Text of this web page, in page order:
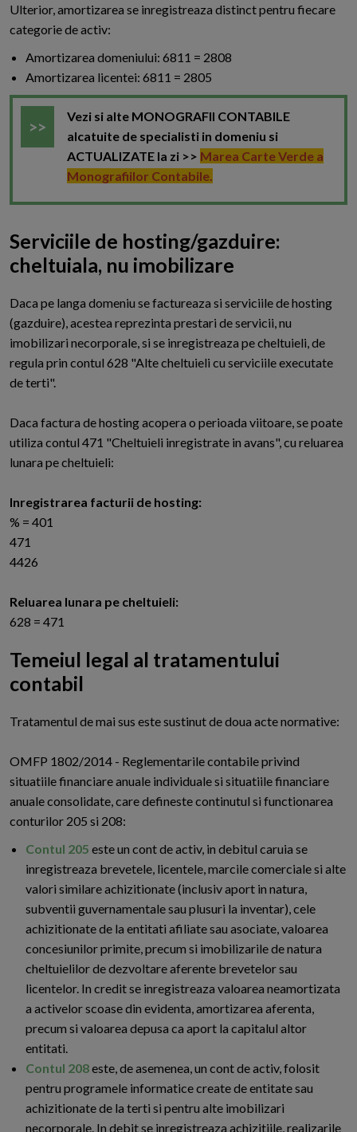
Ulterior, amortizarea se inregistreaza distinct pentru fiecare
categorie de activ:
Amortizarea domeniului: 6811 = 2808
Amortizarea licentei: 6811 = 2805
Vezi si alte MONOGRAFII CONTABILE
alcatuite de specialisti in domeniu si
ACTUALIZATE la zi >> Marea Carte Verde a
Monografiilor Contabile.
Serviciile de hosting/gazduire:
cheltuiala, nu imobilizare
Daca pe langa domeniu se factureaza si serviciile de hosting
(gazduire), acestea reprezinta prestari de servicii, nu
imobilizari necorporale, si se inregistreaza pe cheltuieli, de
regula prin contul 628 "Alte cheltuieli cu serviciile executate
de terti".
Daca factura de hosting acopera o perioada viitoare, se poate
utiliza contul 471 "Cheltuieli inregistrate in avans", cu reluarea
lunara pe cheltuieli:
Inregistrarea facturii de hosting:
% = 401
471
4426
Reluarea lunara pe cheltuieli:
628 = 471
Temeiul legal al tratamentului
contabil
Tratamentul de mai sus este sustinut de doua acte normative:
OMFP 1802/2014 - Reglementarile contabile privind
situatiile financiare anuale individuale si situatiile financiare
anuale consolidate, care defineste continutul si functionarea
conturilor 205 si 208:
Contul 205 este un cont de activ, in debitul caruia se
inregistreaza brevetele, licentele, marcile comerciale si alte
valori similare achizitionate (inclusiv aport in natura,
subventii guvernamentale sau plusuri la inventar), cele
achizitionate de la entitati afiliate sau asociate, valoarea
concesiunilor primite, precum si imobilizarile de natura
cheltuielilor de dezvoltare aferente brevetelor sau
licentelor. In credit se inregistreaza valoarea neamortizata
a activelor scoase din evidenta, amortizarea aferenta,
precum si valoarea depusa ca aport la capitalul altor
entitati.
Contul 208este, de asemenea, un cont de activ, folosit
pentru programele informatice create de entitate sau
achizitionate de la terti si pentru alte imobilizari
necorporale. In debit se inregistreaza achizitiile, realizarile